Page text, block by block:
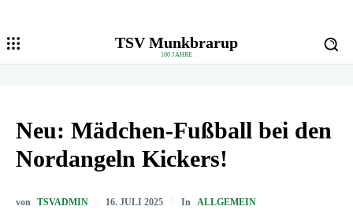
TSV Munkbrarup
100 JAHRE
Neu: Mädchen-Fußball bei den
Nordangeln Kickers!
von TSVADMIN 16. JULI 2025 In ALLGEMEIN